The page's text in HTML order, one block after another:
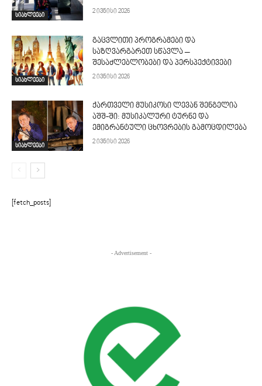
სიახლეები
2 ივნისი 2026
სიახლეები
გაცვლითი პროგრამები და
საზღვარგარეთ სწავლა –
შესაძლებლობები და პერსპექტივები
2 ივნისი 2026
სიახლეები
ქართველი მუსიკოსი ლევან შენგელია
აშშ-ში: მუსიკალური ტურნე და
ემიგრანტული ცხოვრების გამოცდილება
2 ივნისი 2026
[fetch_posts]
- Advertisement -